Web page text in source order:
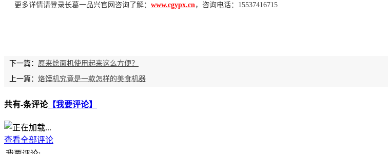
更多详情请登录长葛一品兴官网咨询了解： www.cgypx.cn ，咨询电话：15537416715
下一篇： 原来烩面机使用起来这么方便？
上一篇： 烙馍机究竟是一款怎样的美食机器
共有-条评论【我要评论】
查看全部评论